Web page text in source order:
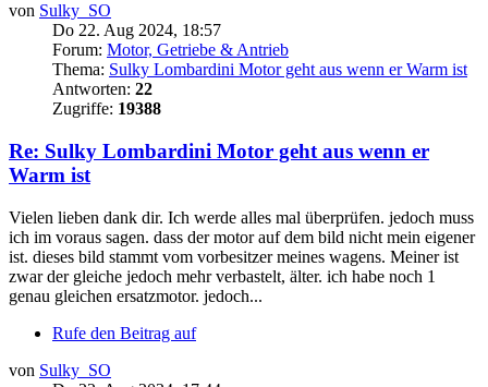
von Sulky_SO
Do 22. Aug 2024, 18:57
Forum: Motor, Getriebe & Antrieb
Thema: Sulky Lombardini Motor geht aus wenn er Warm ist
Antworten: 22
Zugriffe: 19388
Re: Sulky Lombardini Motor geht aus wenn er
Warm ist
Vielen lieben dank dir. Ich werde alles mal überprüfen. jedoch muss
ich im voraus sagen. dass der motor auf dem bild nicht mein eigener
ist. dieses bild stammt vom vorbesitzer meines wagens. Meiner ist
zwar der gleiche jedoch mehr verbastelt, älter. ich habe noch 1
genau gleichen ersatzmotor. jedoch...
Rufe den Beitrag auf
von Sulky_SO